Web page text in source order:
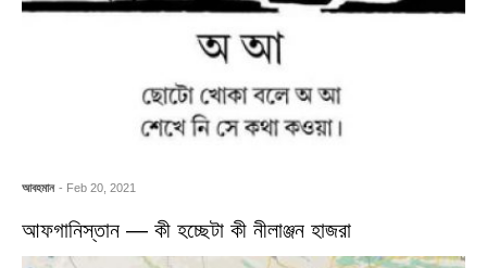
আবহমান - Feb 20, 2021
আফগানিস্তান — কী হচ্ছেটা কী নীলাঞ্জন হাজরা